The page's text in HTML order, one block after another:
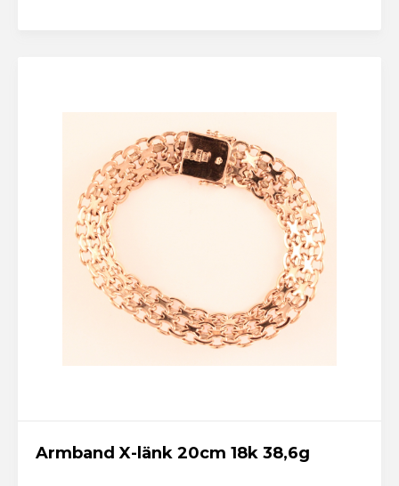
Armband X-länk 20cm 18k 38,6g